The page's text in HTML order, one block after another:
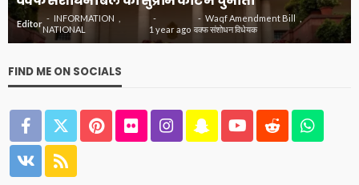
Editor
INFORMATION
INSPIRATIONAL
NATIONAL
1 year
ago
actor manoj kumar
अभिनेता मनोज कुमार
मनोज कुमार को भारत कुमार क्यों कहते थे
FIND ME ON SOCIALS